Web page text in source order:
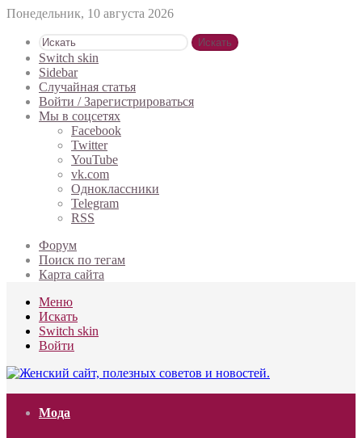
Понедельник, 10 августа 2026
Искать
Switch skin
Sidebar
Случайная статья
Войти / Зарегистрироваться
Мы в соцсетях
Facebook
Twitter
YouTube
vk.com
Одноклассники
Telegram
RSS
Форум
Поиск по тегам
Карта сайта
Меню
Искать
Switch skin
Войти
Мода